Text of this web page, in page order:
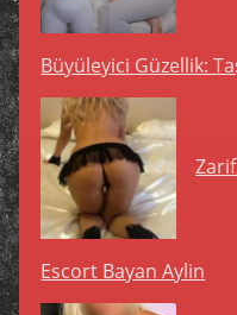
Büyüleyici Güzellik:
Escort Bayan Aylin